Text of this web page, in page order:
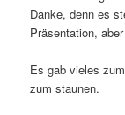
Danke, denn es
Präsentation,
Es gab vieles
zum staunen.